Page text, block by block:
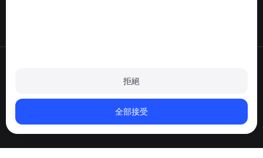
拒絕
全部接受
刪除帳戶和個人資料